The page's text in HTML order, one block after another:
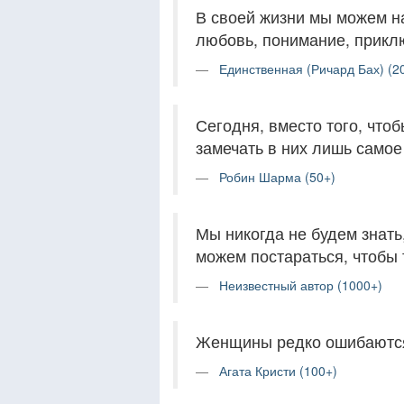
В своей жизни мы можем
любовь, понимание,
Единственная (Ричард Бах)
Сегодня, вместо того,
замечать в них лишь
Робин Шарма (50+)
Мы никогда не будем
можем постараться,
Неизвестный автор (1000+)
Женщины редко
Агата Кристи (100+)